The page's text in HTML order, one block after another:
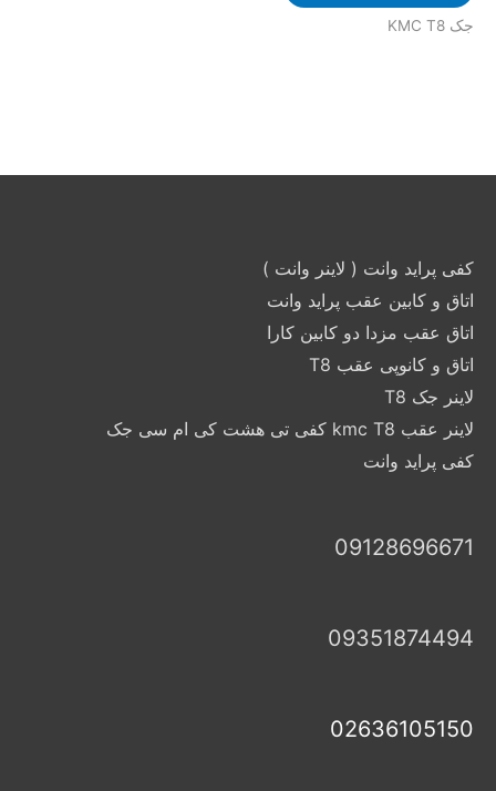
جک KMC T8
کفی پراید وانت ( لاینر وانت )
اتاق و کابین عقب پراید وانت
اتاق عقب مزدا دو کابین کارا
اتاق و کانوپی عقب T8
لاینر جک T8
لاینر عقب kmc T8 کفی تی هشت کی ام سی جک
کفی پراید وانت
09128696671
09351874494
02636105150